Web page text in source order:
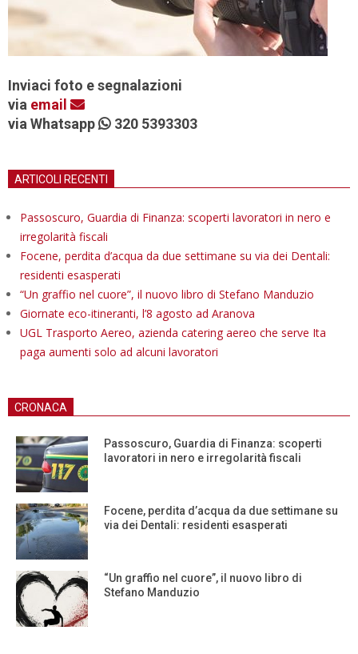
Inviaci foto e segnalazioni
via email
via Whatsapp
320 5393303
ARTICOLI RECENTI
Passoscuro, Guardia di Finanza: scoperti lavoratori in nero e
irregolarità fiscali
Focene, perdita d’acqua da due settimane su via dei Dentali:
residenti esasperati
“Un graffio nel cuore”, il nuovo libro di Stefano Manduzio
Giornate eco-itineranti, l’8 agosto ad Aranova
UGL Trasporto Aereo, azienda catering aereo che serve Ita
paga aumenti solo ad alcuni lavoratori
CRONACA
Passoscuro, Guardia di Finanza: scoperti
lavoratori in nero e irregolarità fiscali
Focene, perdita d’acqua da due settimane su
via dei Dentali: residenti esasperati
“Un graffio nel cuore”, il nuovo libro di
Stefano Manduzio